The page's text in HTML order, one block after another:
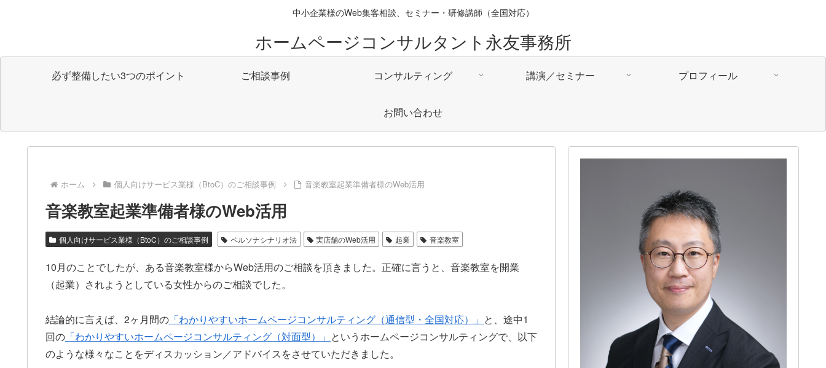
中小企業様のWeb集客相談、セミナー・研修講師（全国対応）
ホームページコンサルタント永友事務所
必ず整備したい3つのポイント ご相談事例 コンサルティング 講演／セミナー プロフィール
お問い合わせ
ホーム 個人向けサービス業様（BtoC）のご相談事例 音楽教室起業準備者様のWeb活用
音楽教室起業準備者様のWeb活用
個人向けサービス業様（BtoC）のご相談事例 ペルソナシナリオ法 実店舗のWeb活用 起業 音楽教室
10月のことでしたが、ある音楽教室様からWeb活用のご相談を頂きました。正確に言うと、音楽教室を開業
（起業）されようとしている女性からのご相談でした。
結論的に言えば、2ヶ月間の 「わかりやすいホームページコンサルティング（通信型・全国対応）」 と、途中1
回の 「わかりやすいホームページコンサルティング（対面型）」 というホームページコンサルティングで、以下
のような様々なことをディスカッション／アドバイスをさせていただきました。